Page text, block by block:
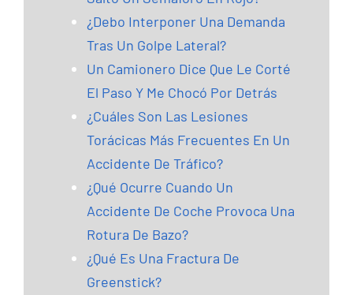
¿Debo Interponer Una Demanda
Tras Un Golpe Lateral?
Un Camionero Dice Que Le Corté
El Paso Y Me Chocó Por Detrás
¿Cuáles Son Las Lesiones
Torácicas Más Frecuentes En Un
Accidente De Tráfico?
¿Qué Ocurre Cuando Un
Accidente De Coche Provoca Una
Rotura De Bazo?
¿Qué Es Una Fractura De
Greenstick?